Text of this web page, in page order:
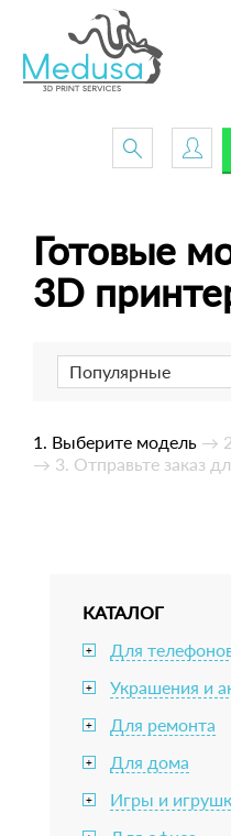
Готовые
3D
Популярные
1. Выберите модель →
→ 3. Отправьте заказ
КАТАЛОГ
+ Для
+ Украшения и
+ Для ремонта
+ Для дома
+ Игры и